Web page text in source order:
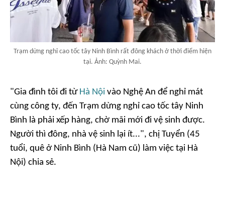
Trạm dừng nghỉ cao tốc tây Ninh Bình rất đông khách ở thời điểm hiện
tại. Ảnh: Quỳnh Mai.
"Gia đình tôi đi từ Hà Nội vào Nghệ An để nghỉ mát
cùng công ty, đến Trạm dừng nghỉ cao tốc tây Ninh
Bình là phải xếp hàng, chờ mãi mới đi vệ sinh được.
Người thì đông, nhà vệ sinh lại ít...", chị Tuyển (45
tuổi, quê ở Ninh Bình (Hà Nam cũ) làm việc tại Hà
Nội) chia sẻ.